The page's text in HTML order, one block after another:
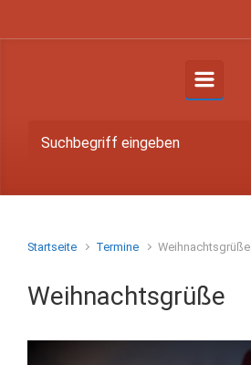
Startseite Termine Weihnachtsgrüße
Weihnachtsgrüße